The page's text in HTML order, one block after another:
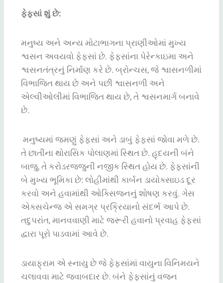
ફેફસાં શું છે:
મનુષ્ય અને અન્ય મોટાભાગના પ્રાણીઓમાં મુખ્ય
શ્વસન અવયવો ફેફસાં છે. ફેફસાંના પેરેન્કાઇમા અને
શ્વસનતંત્રનું નિર્માણ કરે છે. બ્રોન્ચસ, જે શ્વાસનળીમાં
વિભાજિત થાય છે અને પછી શ્વાસનળી અને
એલ્વીઓલીમાં વિભાજિત થાય છે, તે શ્વસનમાર્ગ બનાવે
છે.
મનુષ્યમાં જમણું ફેફસાં અને ડાબું ફેફસાં જોવા મળે છે.
તે છાતીના થોરાસિક પોલાણમાં સ્થિત છે. હૃદયની બંને
બાજુ, તે કરોડરજ્જુની નજીક સ્થિત હોય છે. ફેફસાંની
બે મુખ્ય ભૂમિકા છે: લોહીમાંથી કાર્બન ડાયોક્સાઇડ દૂર
કરવો અને હવામાંથી ઓક્સિજનનું શોષણ કરવું. ગેસ
એક્સચેન્જ એ સમગ્ર પ્રક્રિયાનો સંદર્ભ આપે છે.
તદુપરાંત, માનવવાણી માટે જરૂરી હવાનો પ્રવાહ ફેફસાં
દ્વારા પૂરો પાડવામાં આવે છે.
ડાયાફ્રામ એ સ્નાયુ છે જે ફેફસાંમાં વાયુના વિનિમયને
ચલાવવા માટે જવાબદાર છે. બંને ફેફસાંનું વજન